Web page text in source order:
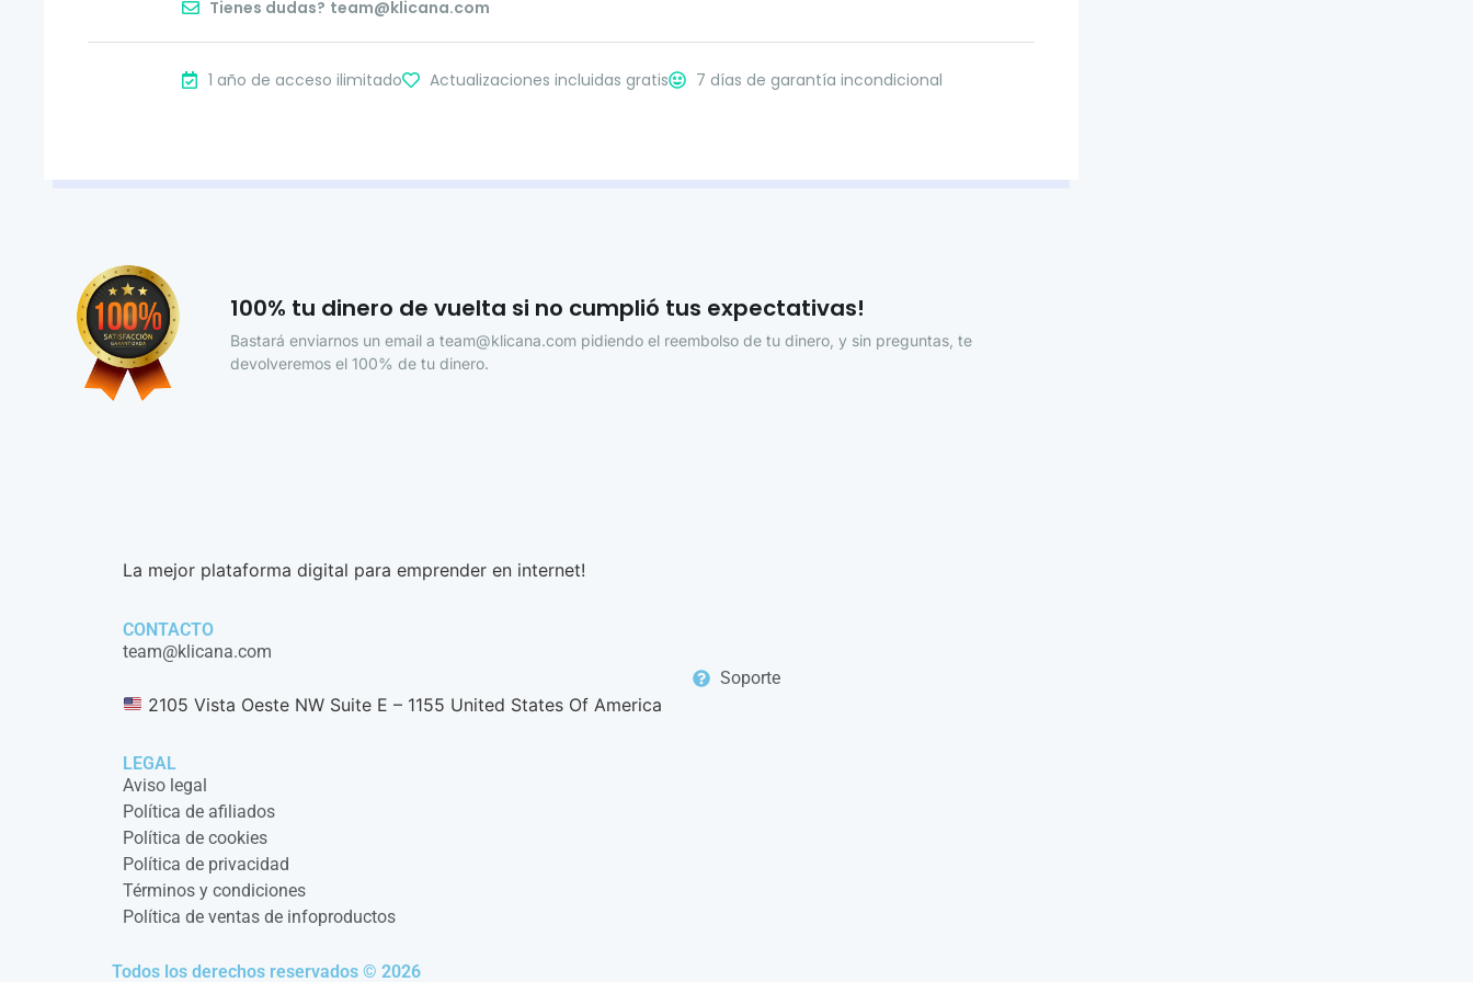
Tienes dudas? team@klicana.com
1 año de acceso ilimitado Actualizaciones incluidas gratis 7 días de garantía incondicional
100% tu dinero de vuelta si no cumplió tus expectativas!
Bastará enviarnos un email a team@klicana.com pidiendo el reembolso de tu dinero, y sin preguntas, te
devolveremos el 100% de tu dinero.
La mejor plataforma digital para emprender en internet!
CONTACTO
team@klicana.com
Soporte
2105 Vista Oeste NW Suite E – 1155 United States Of America
LEGAL
Aviso legal
Política de afiliados
Política de cookies
Política de privacidad
Términos y condiciones
Política de ventas de infoproductos
Todos los derechos reservados © 2026